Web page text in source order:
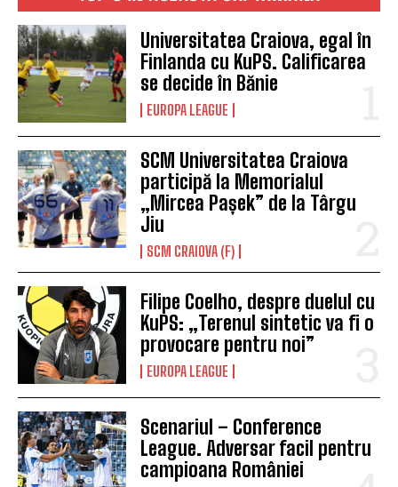
Universitatea Craiova, egal în
Finlanda cu KuPS. Calificarea
se decide în Bănie
EUROPA LEAGUE
SCM Universitatea Craiova
participă la Memorialul
„Mircea Pașek” de la Târgu
Jiu
SCM CRAIOVA (F)
Filipe Coelho, despre duelul cu
KuPS: „Terenul sintetic va fi o
provocare pentru noi”
EUROPA LEAGUE
Scenariul – Conference
League. Adversar facil pentru
campioana României